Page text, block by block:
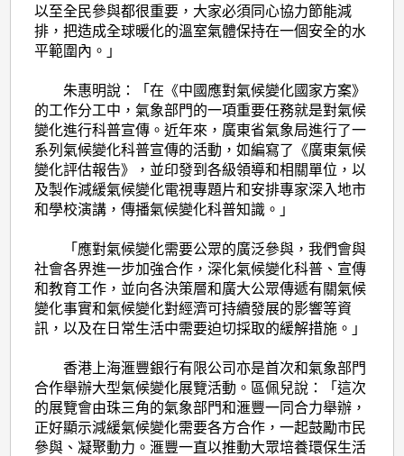
以至全民參與都很重要，大家必須同心協力節能減
排，把造成全球暖化的溫室氣體保持在一個安全的水
平範圍內。」
朱惠明說：「在《中國應對氣候變化國家方案》
的工作分工中，氣象部門的一項重要任務就是對氣候
變化進行科普宣傳。近年來，廣東省氣象局進行了一
系列氣候變化科普宣傳的活動，如編寫了《廣東氣候
變化評估報告》，並印發到各級領導和相關單位，以
及製作減緩氣候變化電視專題片和安排專家深入地市
和學校演講，傳播氣候變化科普知識。」
「應對氣候變化需要公眾的廣泛參與，我們會與
社會各界進一步加強合作，深化氣候變化科普、宣傳
和教育工作，並向各決策層和廣大公眾傳遞有關氣候
變化事實和氣候變化對經濟可持續發展的影響等資
訊，以及在日常生活中需要迫切採取的緩解措施。」
香港上海滙豐銀行有限公司亦是首次和氣象部門
合作舉辦大型氣候變化展覽活動。區佩兒說：「這次
的展覽會由珠三角的氣象部門和滙豐一同合力舉辦，
正好顯示減緩氣候變化需要各方合作，一起鼓勵市民
參與、凝聚動力。滙豐一直以推動大眾培養環保生活